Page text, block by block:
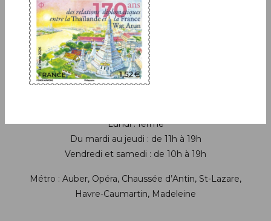
+33(0)1 42 93 86 84
(appel non surtaxé)
contact.lecarredencre@laposte.fr
Suivez-nous sur les réseaux
Lundi : fermé
Du mardi au jeudi : de 11h à 19h
Vendredi et samedi : de 10h à 19h
Métro : Auber, Opéra, Chaussée d’Antin, St-Lazare,
Havre-Caumartin, Madeleine